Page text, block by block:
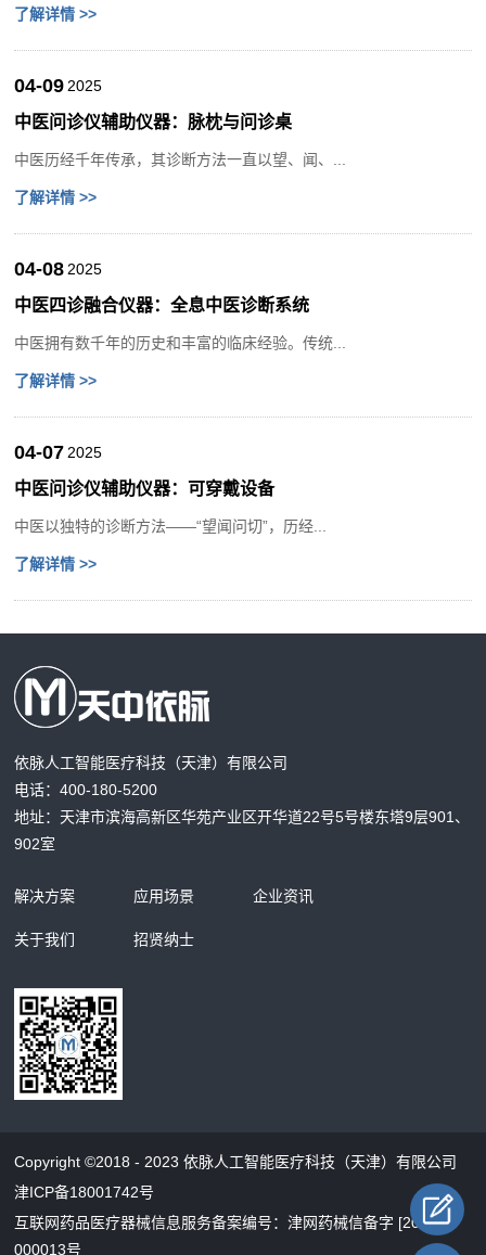
了解详情 >>
04-09 2025
中医问诊仪辅助仪器：脉枕与问诊桌
中医历经千年传承，其诊断方法一直以望、闻、...
了解详情 >>
04-08 2025
中医四诊融合仪器：全息中医诊断系统
中医拥有数千年的历史和丰富的临床经验。传统...
了解详情 >>
04-07 2025
中医问诊仪辅助仪器：可穿戴设备
中医以独特的诊断方法——“望闻问切”，历经...
了解详情 >>
依脉人工智能医疗科技（天津）有限公司
电话：400-180-5200
地址：天津市滨海高新区华苑产业区开华道22号5号楼东塔9层901、
902室
解决方案 应用场景 企业资讯
关于我们 招贤纳士
Copyright ©2018 - 2023 依脉人工智能医疗科技（天津）有限公司
津ICP备18001742号
互联网药品医疗器械信息服务备案编号：津网药械信备字 [2026]
000013号